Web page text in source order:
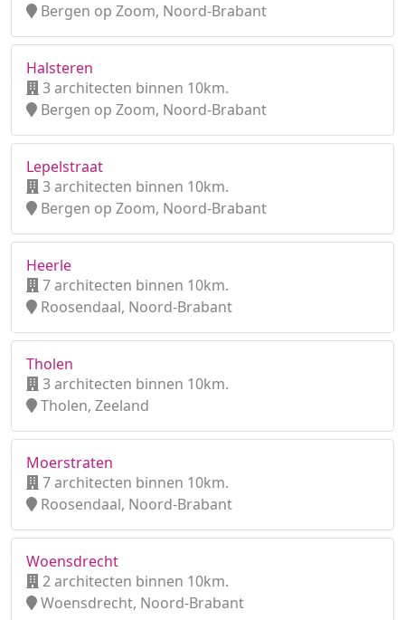
Bergen op Zoom, Noord-Brabant
Halsteren
3 architecten binnen 10km.
Bergen op Zoom, Noord-Brabant
Lepelstraat
3 architecten binnen 10km.
Bergen op Zoom, Noord-Brabant
Heerle
7 architecten binnen 10km.
Roosendaal, Noord-Brabant
Tholen
3 architecten binnen 10km.
Tholen, Zeeland
Moerstraten
7 architecten binnen 10km.
Roosendaal, Noord-Brabant
Woensdrecht
2 architecten binnen 10km.
Woensdrecht, Noord-Brabant